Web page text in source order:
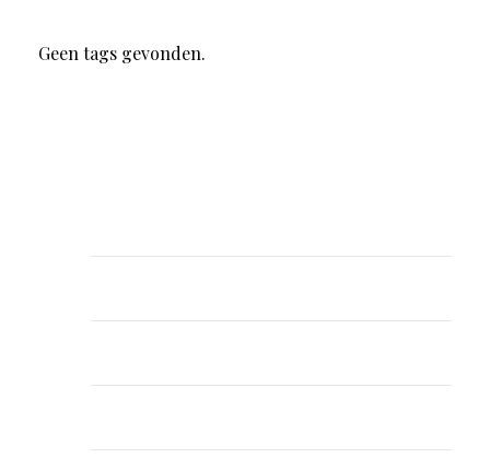
Geen tags gevonden.